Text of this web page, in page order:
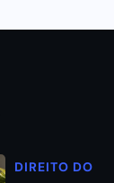
DIREITO DO